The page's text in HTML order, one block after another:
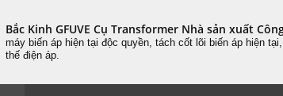
Bắc Kinh GFUVE Cụ Transformer Nhà sản xuất
máy biến áp hiện tại độc quyền, tách cốt lõi biến áp hiện
thế điện áp.